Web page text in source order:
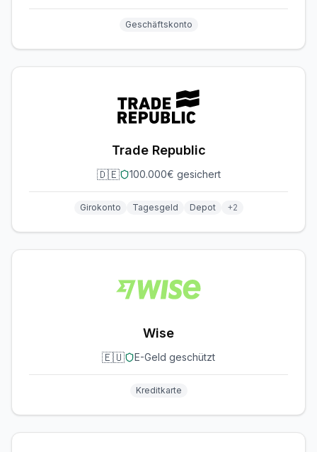
Geschäftskonto
Trade Republic
🇩🇪 100.000€ gesichert
Girokonto Tagesgeld Depot +2
Wise
🇪🇺 E-Geld geschützt
Kreditkarte